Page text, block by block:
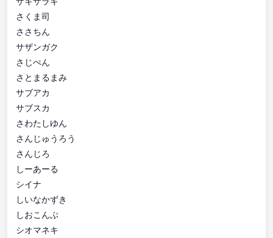
さくま司
ささちん
サザンガク
さじぺん
さとまるまみ
サブアカ
サブスカ
さわたしゆん
さんじゅうろう
さんじろ
しーあーる
シイナ
しいなかずき
しおこんぶ
シオマネキ